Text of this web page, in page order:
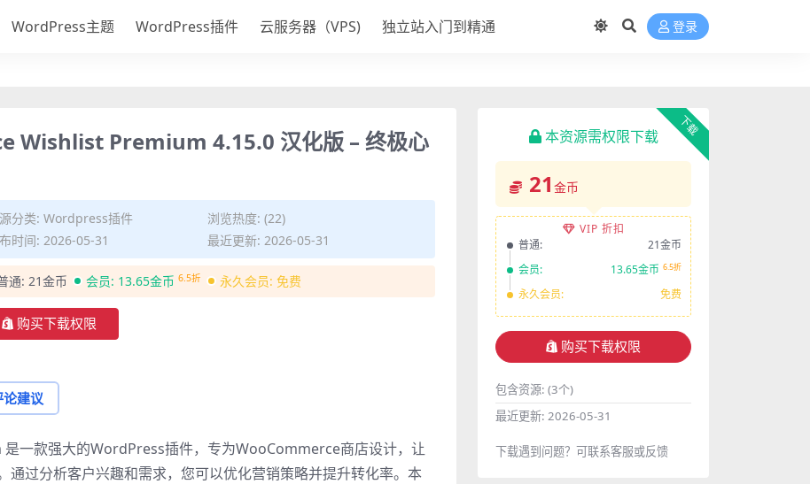
WordPress主题 WordPress插件 云服务器（VPS) 独立站入门到精通 登录
Wishlist Premium 4.15.0 汉化版 – 终极心
分类: Wordpress插件
浏览热度: (22)
时间: 2026-05-31
最近更新: 2026-05-31
通: 21金币 会员: 13.65金币 6.5折 永久会员: 免费
购买下载权限
论建议
一款强大的WordPress插件，专为WooCommerce商店设计，让
通过分析客户兴趣和需求，您可以优化营销策略并提升转化率。本
下载
本资源需权限下载
21 金币
VIP 折扣
普通:
21金币
会员:
13.65金币 6.5折
永久会员: 免费
购买下载权限
包含资源: (3个)
最近更新: 2026-05-31
下载遇到问题？可联系客服或反馈